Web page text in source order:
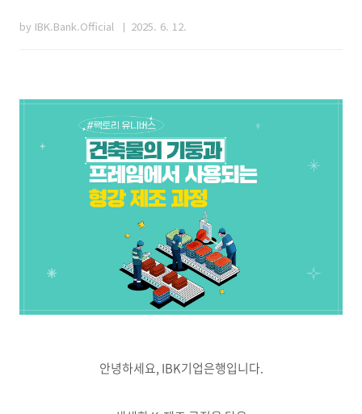
by IBK.Bank.Official 2025. 6. 12.
안녕하세요, IBK기업은행입니다.